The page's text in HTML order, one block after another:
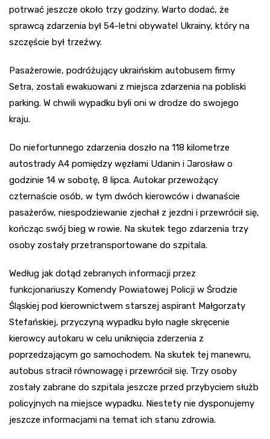
potrwać jeszcze około trzy godziny. Warto dodać, że
sprawcą zdarzenia był 54-letni obywatel Ukrainy, który na
szczęście był trzeźwy.
Pasażerowie, podróżujący ukraińskim autobusem firmy
Setra, zostali ewakuowani z miejsca zdarzenia na pobliski
parking. W chwili wypadku byli oni w drodze do swojego
kraju.
Do niefortunnego zdarzenia doszło na 118 kilometrze
autostrady A4 pomiędzy węzłami Udanin i Jarosław o
godzinie 14 w sobotę, 8 lipca. Autokar przewożący
czternaście osób, w tym dwóch kierowców i dwanaście
pasażerów, niespodziewanie zjechał z jezdni i przewrócił się,
kończąc swój bieg w rowie. Na skutek tego zdarzenia trzy
osoby zostały przetransportowane do szpitala.
Według jak dotąd zebranych informacji przez
funkcjonariuszy Komendy Powiatowej Policji w Środzie
Śląskiej pod kierownictwem starszej aspirant Małgorzaty
Stefańskiej, przyczyną wypadku było nagłe skręcenie
kierowcy autokaru w celu uniknięcia zderzenia z
poprzedzającym go samochodem. Na skutek tej manewru,
autobus stracił równowagę i przewrócił się. Trzy osoby
zostały zabrane do szpitala jeszcze przed przybyciem służb
policyjnych na miejsce wypadku. Niestety nie dysponujemy
jeszcze informacjami na temat ich stanu zdrowia.